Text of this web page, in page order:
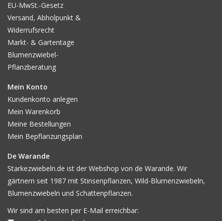
EU-MwSt.-Gesetz
Versand, Abholpunkt &
Widerrufsrecht
Markt- & Gartentage
Blumenzwiebel-
Pflanzberatung
Mein Konto
Kundenkonto anlegen
Mein Warenkorb
Meine Bestellungen
Mein Bepflanzungsplan
De Warande
Starkezwiebeln.de ist der Webshop von de Warande. Wir
gärtnern seit 1987 mit Stinsenpflanzen, Wild-Blumenzwiebeln,
Blumenzwiebeln und Schattenpflanzen.
Wir sind am besten per E-Mail erreichbar: